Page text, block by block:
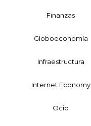
Finanzas
Globoeconomía
Infraestructura
Internet Economy
Ocio